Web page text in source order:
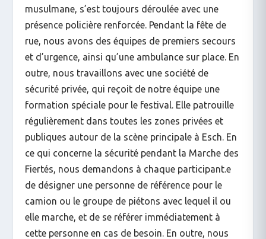
musulmane, s’est toujours déroulée avec une
présence policière renforcée. Pendant la fête de
rue, nous avons des équipes de premiers secours
et d’urgence, ainsi qu’une ambulance sur place. En
outre, nous travaillons avec une société de
sécurité privée, qui reçoit de notre équipe une
formation spéciale pour le festival. Elle patrouille
régulièrement dans toutes les zones privées et
publiques autour de la scène principale à Esch. En
ce qui concerne la sécurité pendant la Marche des
Fiertés, nous demandons à chaque participant.e
de désigner une personne de référence pour le
camion ou le groupe de piétons avec lequel il ou
elle marche, et de se référer immédiatement à
cette personne en cas de besoin. En outre, nous